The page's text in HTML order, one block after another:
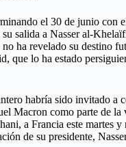
el 30 de junio con
salida a Nasser al-
ha revelado su destino
que lo ha estado
habría sido invitado a
Macron como parte de la
a Francia este martes y
de su presidente,